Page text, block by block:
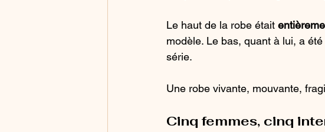
Le haut de la robe était
modèle. Le bas, quant à lui, a
série.
Une robe vivante, mouvante,
Cinq femmes, cinq